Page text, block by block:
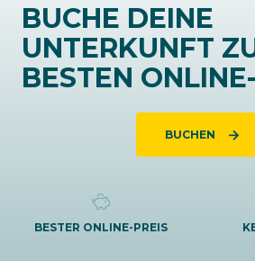
BUCHE DEINE
UNTERKUNFT
BESTEN
BUCHEN
BESTER ONLINE-PREIS